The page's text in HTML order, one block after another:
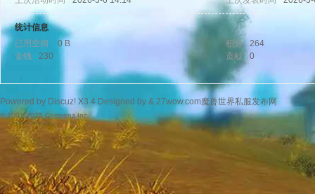
统计信息
已用空间
0 B 积分
264
金钱
230 贡献 0
Powered by Discuz! X3.4 Designed by & 27wow.com魔兽世界私服发布网
© 2001-2025Comsenz Inc.